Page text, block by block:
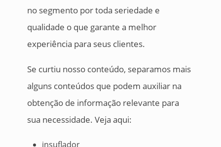
no segmento por toda seriedade e
qualidade o que garante a melhor
experiência para seus clientes.
Se curtiu nosso conteúdo, separamos mais
alguns conteúdos que podem auxiliar na
obtenção de informação relevante para
sua necessidade. Veja aqui:
insuflador